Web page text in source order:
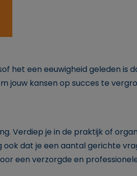
het een eeuwigheid geleden is
jouw kansen op succes te
Verdiep je in de praktijk of
dat je een aantal gerichte
een verzorgde en